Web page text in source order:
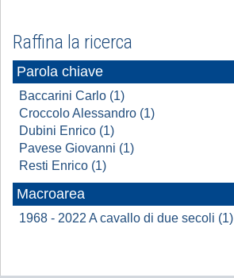
Raffina la ricerca
Parola chiave
Baccarini Carlo (1)
Croccolo Alessandro (1)
Dubini Enrico (1)
Pavese Giovanni (1)
Resti Enrico (1)
Macroarea
1968 - 2022 A cavallo di due secoli (1)